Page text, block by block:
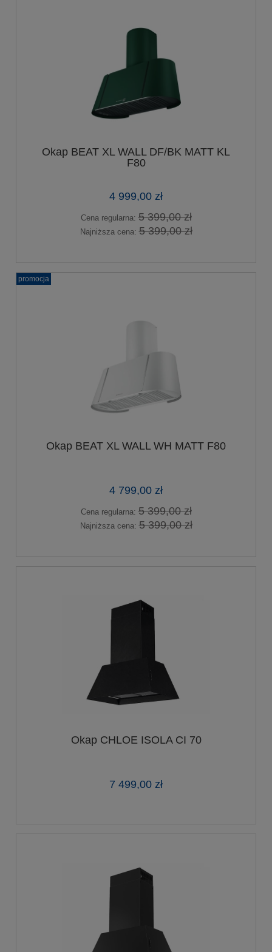
Okap BEAT XL WALL DF/BK MATT KL
F80
4 999,00 zł
Cena regularna:5 399,00 zł
Najniższa cena:5 399,00 zł
Okap BEAT XL WALL WH MATT F80
4 799,00 zł
Cena regularna:5 399,00 zł
Najniższa cena:5 399,00 zł
promocja
Okap CHLOE ISOLA CI 70
7 499,00 zł